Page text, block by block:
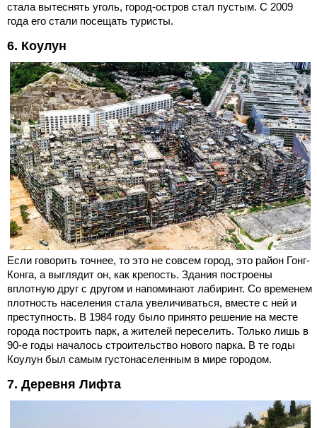
стала вытеснять уголь, город-остров стал пустым. С 2009
года его стали посещать туристы.
6. Коулун
Если говорить точнее, то это не совсем город, это район Гонг-
Конга, а выглядит он, как крепость. Здания построены
вплотную друг с другом и напоминают лабиринт. Со временем
плотность населения стала увеличиваться, вместе с ней и
преступность. В 1984 году было принято решение на месте
города построить парк, а жителей переселить. Только лишь в
90-е годы началось строительство нового парка. В те годы
Коулун был самым густонаселенным в мире городом.
7. Деревня Лифта